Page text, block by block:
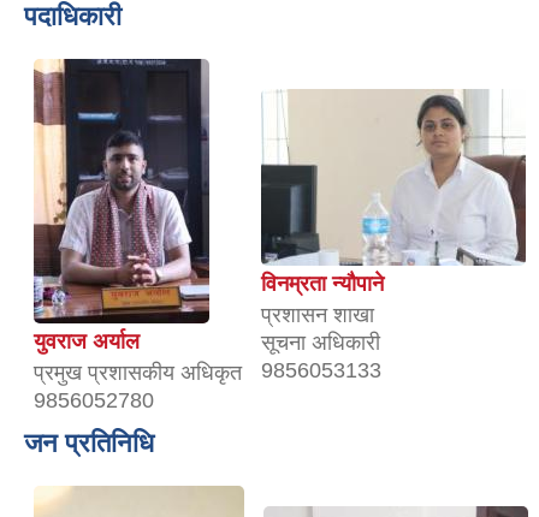
पदाधिकारी
युवराज अर्याल
प्रमुख प्रशासकीय अधिकृत
9856052780
विनम्रता न्यौपाने
प्रशासन शाखा
सूचना अधिकारी
9856053133
जन प्रतिनिधि